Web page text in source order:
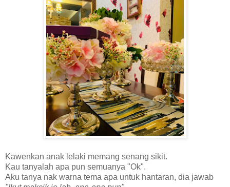
Kawenkan anak lelaki memang senang sikit.
Kau tanyalah apa pun semuanya "Ok".
Aku tanya nak warna tema apa untuk hantaran, dia jawab